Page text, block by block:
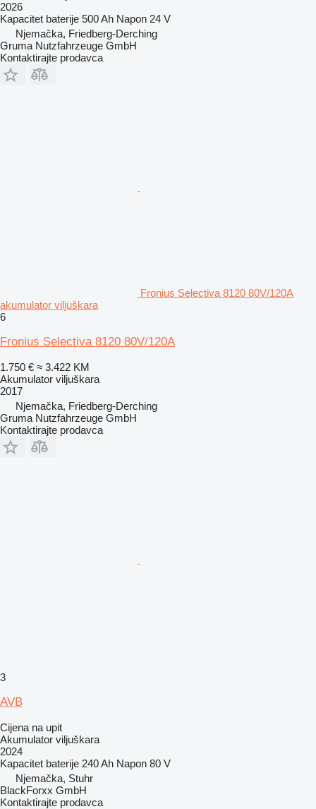
2026
Kapacitet baterije 500 Ah Napon 24 V
Njemačka, Friedberg-Derching
Gruma Nutzfahrzeuge GmbH
Kontaktirajte prodavca
Fronius Selectiva 8120 80V/120A
akumulator viljuškara
6
Fronius Selectiva 8120 80V/120A
1.750 € ≈ 3.422 KM
Akumulator viljuškara
2017
Njemačka, Friedberg-Derching
Gruma Nutzfahrzeuge GmbH
Kontaktirajte prodavca
3
AVB
Cijena na upit
Akumulator viljuškara
2024
Kapacitet baterije 240 Ah Napon 80 V
Njemačka, Stuhr
BlackForxx GmbH
Kontaktirajte prodavca